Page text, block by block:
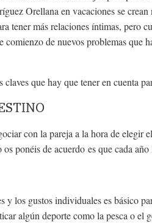
Orellana en vacaciones se
tener más relaciones íntimas, pero
de nuevos problemas que
claves que hay que tener en cuenta
con la pareja a la hora de elegir
ponéis de acuerdo es que cada
y los gustos individuales es básico
algún deporte como la pesca o el